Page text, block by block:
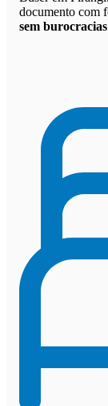
documento com
sem burocracias